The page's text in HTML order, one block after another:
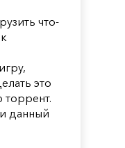
что-
это
данный